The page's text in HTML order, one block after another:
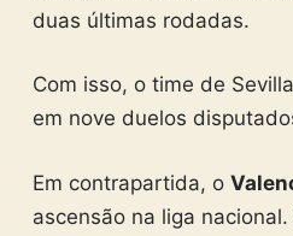
duas últimas rodadas.
Com isso, o time de
em nove duelos
Em contrapartida, o
ascensão na liga